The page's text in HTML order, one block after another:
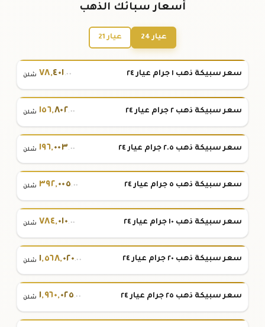
أسعار سبائك الذهب
عيار 24 عيار 21
سعر سبيكة ذهب ١ جرام عيار ٢٤ ٧٨,٤٠١.٠٠ شلن
سعر سبيكة ذهب ٢ جرام عيار ٢٤ ١٥٦,٨٠٢.٠٠ شلن
سعر سبيكة ذهب ٢.٥ جرام عيار ٢٤ ١٩٦,٠٠٣.٠٠ شلن
سعر سبيكة ذهب ٥ جرام عيار ٢٤ ٣٩٢,٠٠٥.٠٠ شلن
سعر سبيكة ذهب ١٠ جرام عيار ٢٤ ٧٨٤,٠١٠.٠٠ شلن
سعر سبيكة ذهب ٢٠ جرام عيار ٢٤ ١,٥٦٨,٠٢٠.٠٠ شلن
سعر سبيكة ذهب ٢٥ جرام عيار ٢٤ ١,٩٦٠,٠٢٥.٠٠ شلن